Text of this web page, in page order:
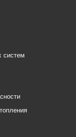
систем